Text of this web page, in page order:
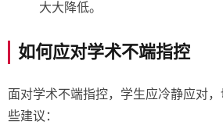
大大降低。
如何应对学术不端指控
面对学术不端指控，学生应冷静应对
些建议：